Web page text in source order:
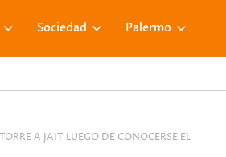
Sociedad Palermo
A JAIT LUEGO DE CONOCERSE EL